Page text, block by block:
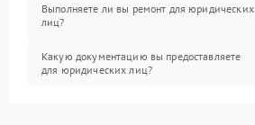
Выполняете ли вы ремонт для юридических
лиц?
Какую документацию вы предоставляете
для юридических лиц?